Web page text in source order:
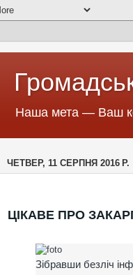
Наша мета — Ваш
ЧЕТВЕР, 11 СЕРПНЯ 2016 Р.
ЦІКАВЕ ПРО
Зібравши безліч